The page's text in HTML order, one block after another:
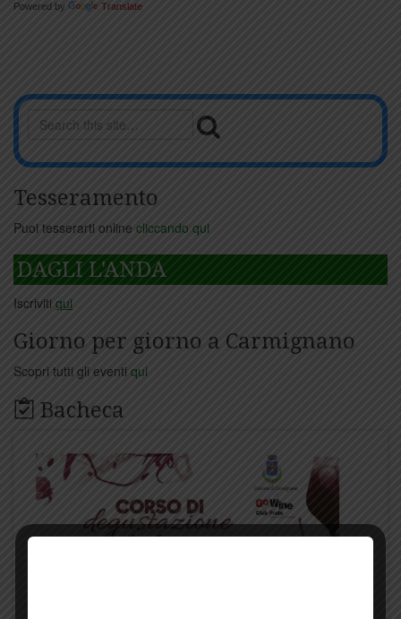
Powered by Translate
Tesseramento
Puoi tesserarti online cliccando qui
DAGLI L'ANDA
Iscriviti qui
Giorno per giorno a Carmignano
Scopri tutti gli eventi qui
Bacheca